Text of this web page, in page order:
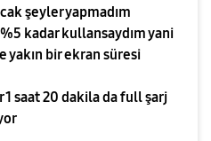
şeyler yapmadım
kadar kullansaydım yani
yakın bir ekran süresi
saat 20 dakila da full şarj